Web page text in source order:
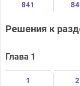
841
Решения к
Глава 1
1 2